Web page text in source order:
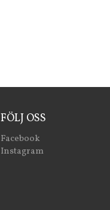
FÖLJ OSS
Facebook
Instagram